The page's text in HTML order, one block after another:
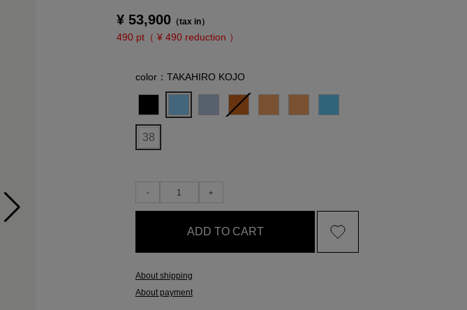
'SILENCE'
'NOISE'
'REFLECT'
'LIGHT'
'SHADOW'
'SEASON'
'SIZE'
'COLOR'
¥ 53,900（tax in）
490 pt（ ¥ 490 reduction ）
color：TAKAHIRO KOJO
38
ADD TO CART
About shipping
About payment